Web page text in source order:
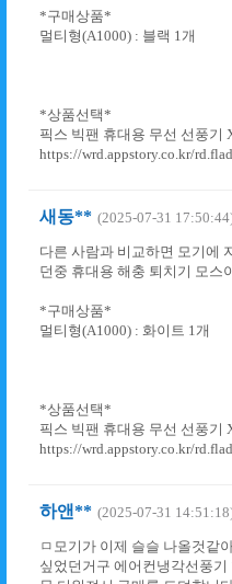
*구매상품*
멀티형(A1000) : 블랙 1개
*상품선택*
픽스 빅팬 휴대용 무선 선풍기
https://wrd.appstory.co.kr/
새동** (2025-07-31
다른 사람과 비교하면 모기에
던중 휴대용 해충 퇴치기 모스
*구매상품*
멀티형(A1000) : 화이트 1개
*상품선택*
픽스 빅팬 휴대용 무선 선풍기
https://wrd.appstory.co.kr/
하앤** (2025-07-31
ㅁ모기가 이제 슬슬 나올것같
싶었던거구 에어컨냉각선풍